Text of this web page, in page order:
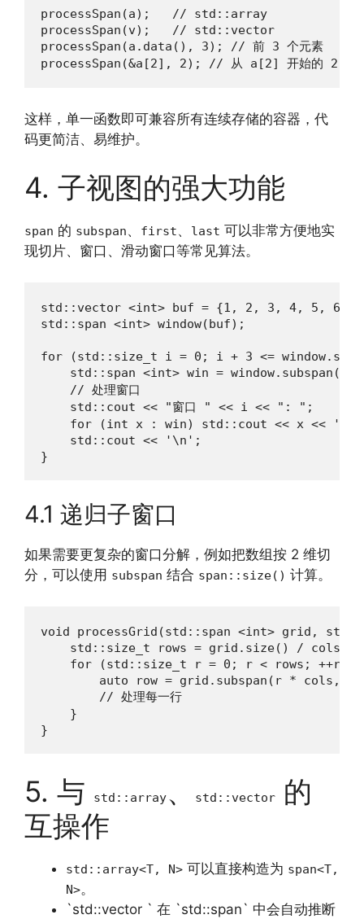
processSpan(a);   // std::array
processSpan(v);   // std::vector
processSpan(a.data(), 3); // 前 3 个元素
processSpan(&a[2], 2); // 从 a[2] 开始的 2 个
这样，单一函数即可兼容所有连续存储的容器，代
码更简洁、易维护。
4. 子视图的强大功能
span 的 subspan、 first、 last 可以非常方便地实
现切片、窗口、滑动窗口等常见算法。
std::vector <int> buf = {1, 2, 3, 4, 5, 6,
std::span <int> window(buf);
for (std::size_t i = 0; i + 3 <=
std::span <int> win = window.subspan(i,
    // 处理窗口
    std::cout << "窗口 " << i << ": ";
    for (int x : win) std::cout << x << ' ';
    std::cout << '\n';
}
4.1 递归子窗口
如果需要更复杂的窗口分解，例如把数组按 2 维切
分，可以使用 subspan 结合 span::size() 计算。
void processGrid(std::span <int> grid,
    std::size_t rows = grid.size() / cols;
    for (std::size_t r = 0; r < rows; ++r) {
auto row = grid.subspan(r * cols,
        // 处理每一行
    }
}
5. 与 std::array、 std::vector
的
互操作
std::array<T, N> 可以直接构造为 span<T,
N>。
`std::vector ` 在 `std::span` 中会自动推断